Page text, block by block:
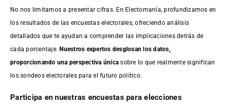
No nos limitamos a presentar cifras. En Electomanía, profundizamos en
los resultados de las encuestas electorales, ofreciendo análisis
detallados que te ayudan a comprender las implicaciones detrás de
cada porcentaje.Nuestros expertos desglosan los datos,
proporcionando una perspectiva única sobre lo que realmente significan
los sondeos electorales para el futuro político.
Participa en nuestras encuestas para elecciones